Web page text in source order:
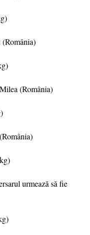
(România)
(România)
urmează să fie